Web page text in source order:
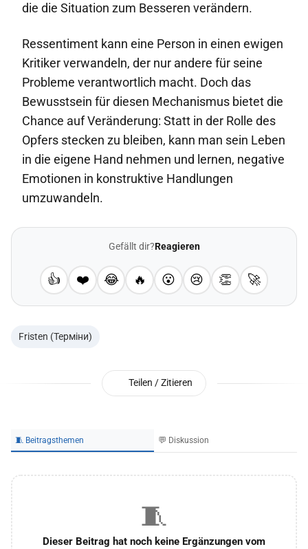
die die Situation zum Besseren verändern.
Ressentiment kann eine Person in einen ewigen
Kritiker verwandeln, der nur andere für seine
Probleme verantwortlich macht. Doch das
Bewusstsein für diesen Mechanismus bietet die
Chance auf Veränderung: Statt in der Rolle des
Opfers stecken zu bleiben, kann man sein Leben
in die eigene Hand nehmen und lernen, negative
Emotionen in konstruktive Handlungen
umzuwandeln.
Gefällt dir?Reagieren
👍 ❤️ 😂 🔥 😮 😢 👏 🚀
Fristen (Терміни)
Teilen / Zitieren
🧵 Beitragsthemen 💬 Diskussion
🧵
Dieser Beitrag hat noch keine Ergänzungen vom